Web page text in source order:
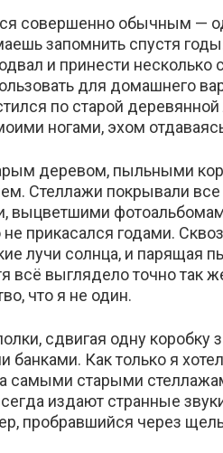
совершенно обычным —
запомнить спустя
и принести
для домашнего
по старой
ногами, эхом
деревом, пыльными
Стеллажи покрывали
выцветшими
прикасался годами.
лучи солнца, и парящая
всё выглядело точно так
что я не один.
сдвигая одну коробку
банками. Как только я
самыми старыми
издают странные
пробравшийся через